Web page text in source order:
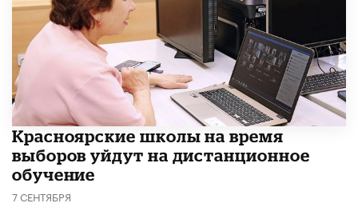
Красноярские школы на время
выборов уйдут на дистанционное
обучение
7 СЕНТЯБРЯ